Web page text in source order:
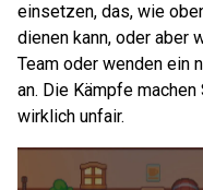
einsetzen, das, wie
dienen kann, oder aber
Team oder wenden ein
an. Die Kämpfe
wirklich unfair.